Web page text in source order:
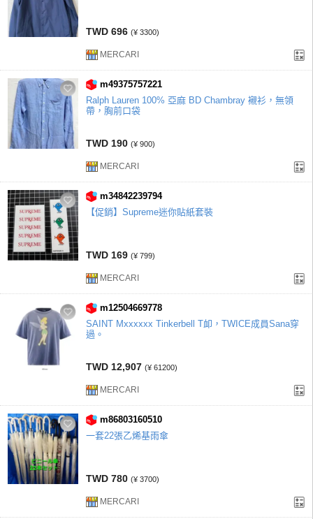
TWD 696 (¥ 3300)
MERCARI
m49375757221
Ralph Lauren 100% 亞麻 BD Chambray 襯衫，無領
帶，胸前口袋
TWD 190 (¥ 900)
MERCARI
m34842239794
【促銷】Supreme迷你貼紙套裝
TWD 169 (¥ 799)
MERCARI
m12504669778
SAINT Mxxxxxx Tinkerbell T卹，TWICE成員Sana穿
過。
TWD 12,907 (¥ 61200)
MERCARI
m86803160510
一套22張乙烯基雨傘
TWD 780 (¥ 3700)
MERCARI